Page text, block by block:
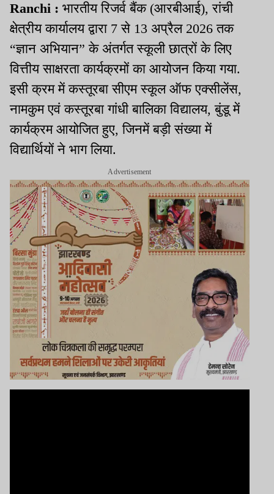
Ranchi : भारतीय रिजर्व बैंक (आरबीआई), रांची
क्षेत्रीय कार्यालय द्वारा 7 से 13 अप्रैल 2026 तक
“ज्ञान अभियान” के अंतर्गत स्कूली छात्रों के लिए
वित्तीय साक्षरता कार्यक्रमों का आयोजन किया गया.
इसी क्रम में कस्तूरबा सीएम स्कूल ऑफ एक्सीलेंस,
नामकुम एवं कस्तूरबा गांधी बालिका विद्यालय, बुंडू में
कार्यक्रम आयोजित हुए, जिनमें बड़ी संख्या में
विद्यार्थियों ने भाग लिया.
Advertisement